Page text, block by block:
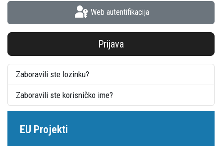
Web autentifikacija
Prijava
Zaboravili ste lozinku?
Zaboravili ste korisničko ime?
EU Projekti